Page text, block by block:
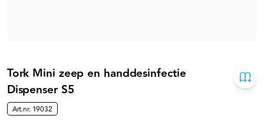
Tork Mini zeep en handdesinfectie
Dispenser S5
Art.nr. 19032